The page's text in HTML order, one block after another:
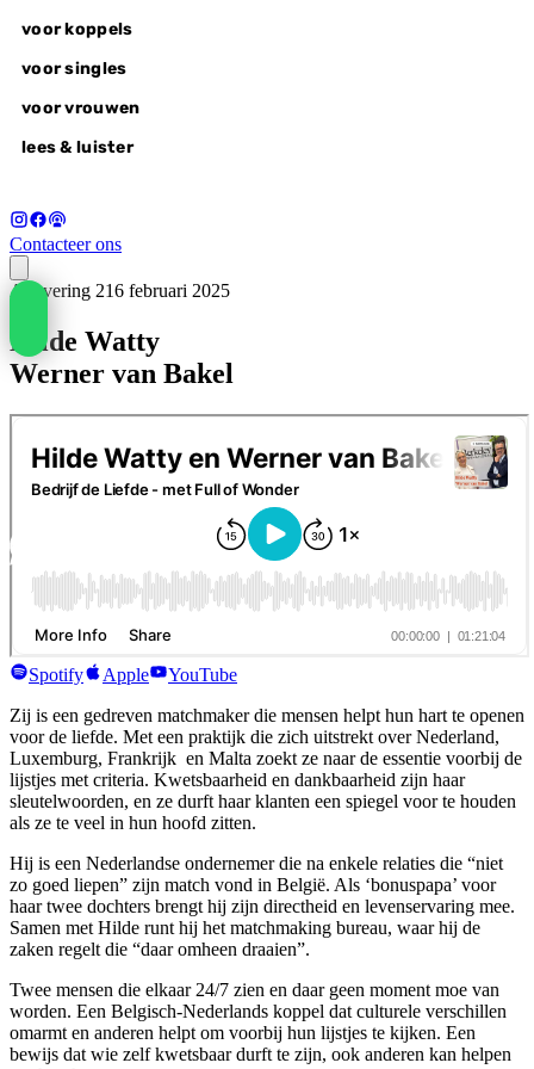
voor koppels
voor singles
voor vrouwen
lees & luister
Contacteer ons
liefdesvragen
wonderlovers @home
wonderlovers experience
wake-up call
voor singles
alle retreats
autumn of awakening, 18-20 sep
lees & luister
full of wonder agenda
blog
podcast
ons verhaal
Contacteer ons
Aflevering 216 februari 2025
Hilde Watty
Werner van Bakel
Spotify Apple
YouTube
Zij is een gedreven matchmaker die mensen helpt hun hart te openen
voor de liefde. Met een praktijk die zich uitstrekt over Nederland,
Luxemburg, Frankrijk en Malta zoekt ze naar de essentie voorbij de
lijstjes met criteria. Kwetsbaarheid en dankbaarheid zijn haar
sleutelwoorden, en ze durft haar klanten een spiegel voor te houden
als ze te veel in hun hoofd zitten.
Hij is een Nederlandse ondernemer die na enkele relaties die “niet
zo goed liepen” zijn match vond in België. Als ‘bonuspapa’ voor
haar twee dochters brengt hij zijn directheid en levenservaring mee.
Samen met Hilde runt hij het matchmaking bureau, waar hij de
zaken regelt die “daar omheen draaien”.
Twee mensen die elkaar 24/7 zien en daar geen moment moe van
worden. Een Belgisch-Nederlands koppel dat culturele verschillen
omarmt en anderen helpt om voorbij hun lijstjes te kijken. Een
bewijs dat wie zelf kwetsbaar durft te zijn, ook anderen kan helpen